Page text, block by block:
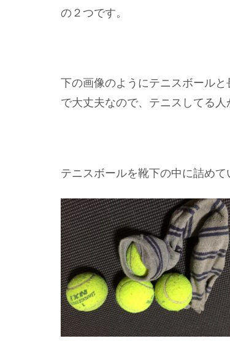
の２つです。
下の画像のようにテニスボール
で大丈夫なので、テニスしてる
テニスボールを靴下の中に詰めて